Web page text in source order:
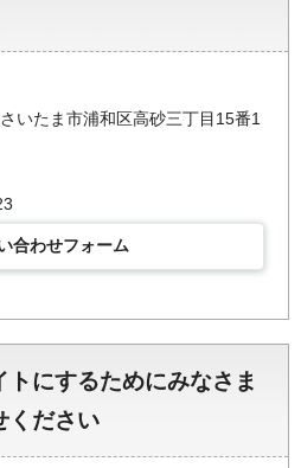
いたま市浦和区高砂三丁目15番1
合わせフォーム
にするためにみなさま
ください